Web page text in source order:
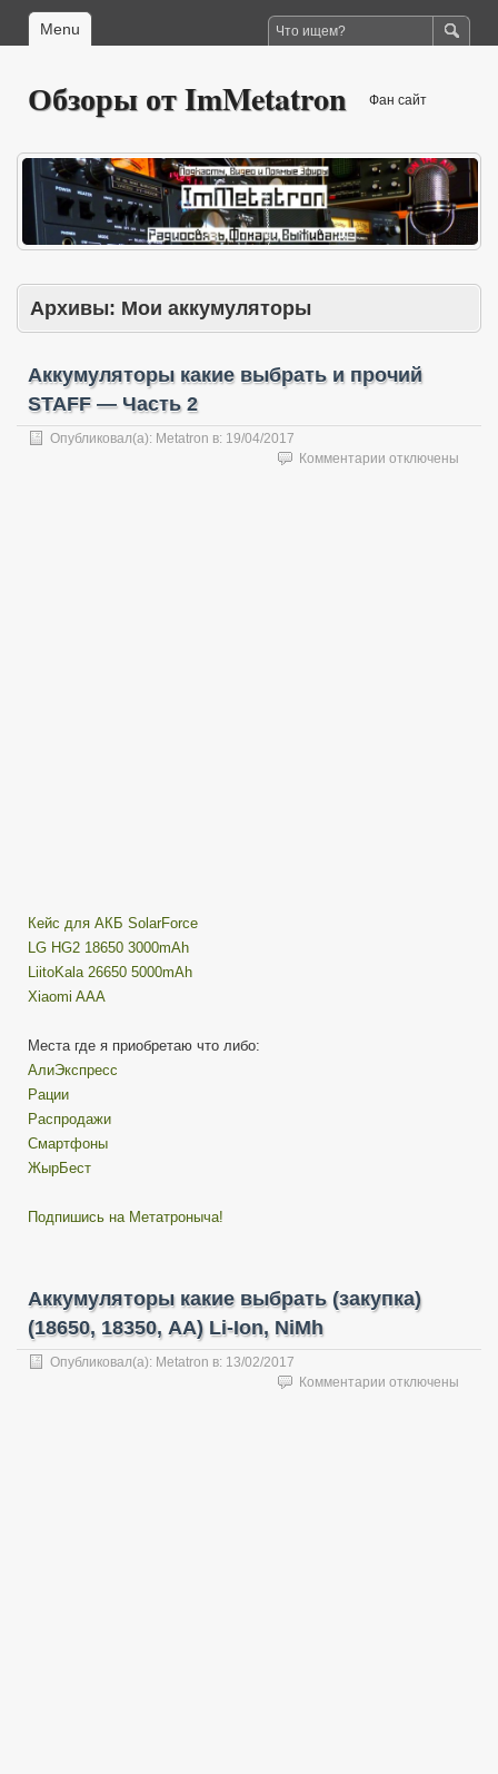
Menu
Обзоры от ImMetatron Фан сайт
Архивы: Мои аккумуляторы
Аккумуляторы какие выбрать и прочий
STAFF — Часть 2
Опубликовал(а): Metatron в: 19/04/2017
Комментарии котключены
Кейс для АКБ SolarForce
LG HG2 18650 3000mAh
LiitoKala 26650 5000mAh
Xiaomi AAA
Места где я приобретаю что либо:
АлиЭкспресс
Рации
Распродажи
Смартфоны
ЖырБест
Подпишись на Метатроныча!
Аккумуляторы какие выбрать (закупка)
(18650, 18350, AA) Li-Ion, NiMh
Опубликовал(а): Metatron в: 13/02/2017
Комментарии котключены